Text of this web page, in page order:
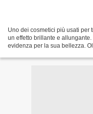
Uno dei cosmetici più usati per
un effetto brillante e
evidenza per la sua bellezza.